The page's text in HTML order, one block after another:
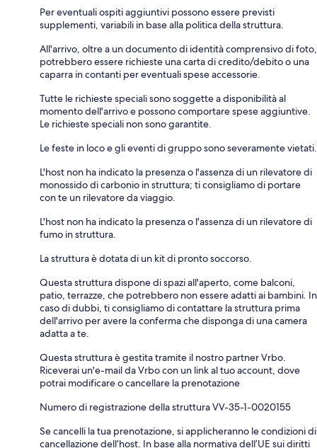
Per eventuali ospiti aggiuntivi possono essere previsti
supplementi, variabili in base alla politica della struttura.
All'arrivo, oltre a un documento di identità comprensivo di foto,
potrebbero essere richieste una carta di credito/debito o una
caparra in contanti per eventuali spese accessorie.
Tutte le richieste speciali sono soggette a disponibilità al
momento dell'arrivo e possono comportare spese aggiuntive.
Le richieste speciali non sono garantite.
Le feste in loco e gli eventi di gruppo sono severamente vietati.
L'host non ha indicato la presenza o l'assenza di un rilevatore di
monossido di carbonio in struttura; ti consigliamo di portare
con te un rilevatore da viaggio.
L'host non ha indicato la presenza o l'assenza di un rilevatore di
fumo in struttura.
La struttura è dotata di un kit di pronto soccorso.
Questa struttura dispone di spazi all'aperto, come balconi,
patio, terrazze, che potrebbero non essere adatti ai bambini. In
caso di dubbi, ti consigliamo di contattare la struttura prima
dell'arrivo per avere la conferma che disponga di una camera
adatta a te.
Questa struttura è gestita tramite il nostro partner Vrbo.
Riceverai un'e-mail da Vrbo con un link al tuo account, dove
potrai modificare o cancellare la prenotazione
Numero di registrazione della struttura VV-35-1-0020155
Se cancelli la tua prenotazione, si applicheranno le condizioni di
cancellazione dell’host. In base alla normativa dell’UE sui diritti